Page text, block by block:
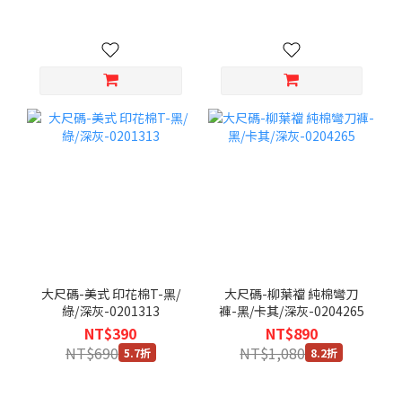
大尺碼-美式 印花棉T-黑/
綠/深灰-0201313
NT$390
NT$690 5.7折
大尺碼-柳葉襠 純棉彎刀
褲-黑/卡其/深灰-0204265
NT$890
NT$1,080 8.2折